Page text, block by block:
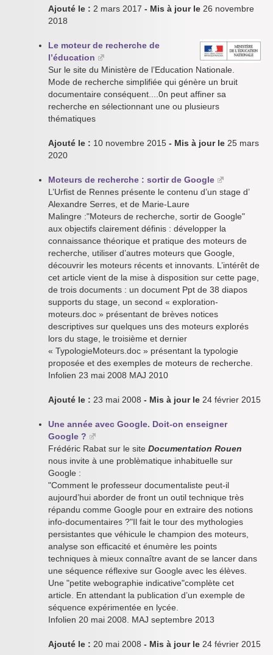
Ajouté le : 2 mars 2017 - Mis à jour le 26 novembre
2018
Le moteur de recherche de
l’éducation
Sur le site du Ministère de l’Education Nationale.
Mode de recherche simplifiée qui génère un bruit
documentaire conséquent....0n peut affiner sa
recherche en sélectionnant une ou plusieurs
thématiques
Ajouté le : 10 novembre 2015 - Mis à jour le 25 mars
2020
Moteurs de recherche : sortir de Google
L’Urfist de Rennes présente le contenu d’un stage d’
Alexandre Serres, et de Marie-Laure
Malingre :"Moteurs de recherche, sortir de Google"
aux objectifs clairement définis : développer la
connaissance théorique et pratique des moteurs de
recherche, utiliser d’autres moteurs que Google,
découvrir les moteurs récents et innovants. L’intérêt de
cet article vient de la mise à disposition sur cette page,
de trois documents : un document Ppt de 38 diapos
supports du stage, un second « exploration-
moteurs.doc » présentant de brèves notices
descriptives sur quelques uns des moteurs explorés
lors du stage, le troisième et dernier
« TypologieMoteurs.doc » présentant la typologie
proposée et des exemples de moteurs de recherche.
Infolien 23 mai 2008 MAJ 2010
Ajouté le : 23 mai 2008 - Mis à jour le 24 février 2015
Une année avec Google. Doit-on enseigner
Google ?
Frédéric Rabat sur le site Documentation Rouen
nous invite à une problèmatique inhabituelle sur
Google :
"Comment le professeur documentaliste peut-il
aujourd’hui aborder de front un outil technique très
répandu comme Google pour en extraire des notions
info-documentaires ?"Il fait le tour des mythologies
persistantes que véhicule le champion des moteurs,
analyse son efficacité et énumère les points
techniques à mieux connaître avant de se lancer dans
une séquence réflexive sur Google avec les élèves.
Une "petite webographie indicative"complète cet
article. En attendant la publication d’un exemple de
séquence expérimentée en lycée.
Infolien 20 mai 2008. MAJ septembre 2013
Ajouté le : 20 mai 2008 - Mis à jour le 24 février 2015